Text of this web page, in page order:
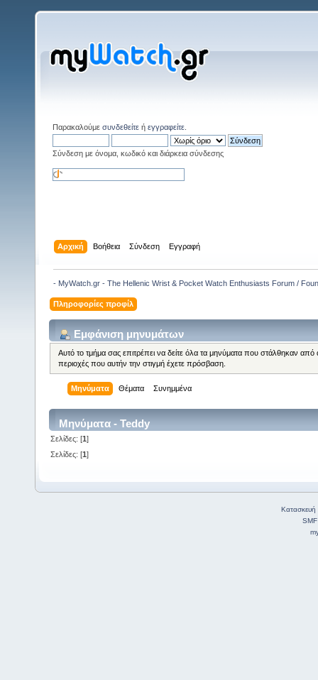
Παρακαλούμε συνδεθείτε ή εγγραφείτε
Σύνδεση με όνομα, κωδικό και διάρκεια σύνδεσης
Αρχική Βοήθεια Σύνδεση Εγγραφή
- MyWatch.gr - The Hellenic Wrist & Pocket Watch Enthusiasts Forum /
Πληροφορίες προφίλ
Εμφάνιση μηνυμάτων
Αυτό το τμήμα σας επιτρέπει να δείτε όλα τα μηνύματα που στάλθηκαν
περιοχές που αυτήν την στιγμή έχετε πρόσβαση.
Μηνύματα Θέματα Συνημμένα
Μηνύματα - Teddy
Σελίδες: [1]
Σελίδες: [1]
Κατασκευή